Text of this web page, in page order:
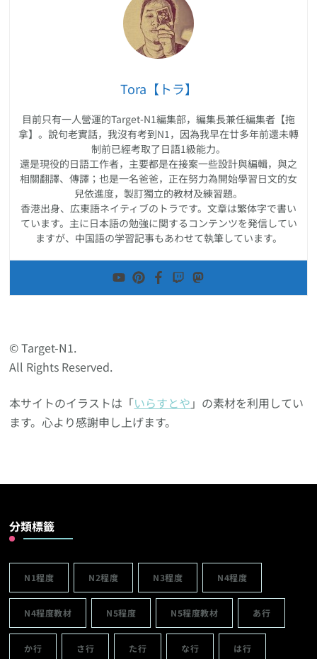
Tora【トラ】
目前只有一人營運的Target-N1編集部，編集長兼任編集者【拖
拿】。說句老實話，我沒有考到N1，因為我早在廿多年前還未轉
制前已經考取了日語1級能力。
還是現役的日語工作者，主要都是在接案一些設計與編輯，與之
相關翻譯、傳譯；也是一名爸爸，正在努力為開始學習日文的女
兒依進度，製訂獨立的教材及練習題。
香港出身、広東語ネイティブのトラです。文章は繁体字で書い
ています。主に日本語の勉強に関するコンテンツを発信してい
ますが、中国語の学習記事もあわせて執筆しています。
© Target-N1.
All Rights Reserved.
本サイトのイラストは「いらすとや 」の素材を利用してい
ます。心より感謝申し上げます。
分類標籤
N1程度 N2程度 N3程度 N4程度
N4程度教材 N5程度 N5程度教材 あ行
か行 さ行 た行 な行 は行